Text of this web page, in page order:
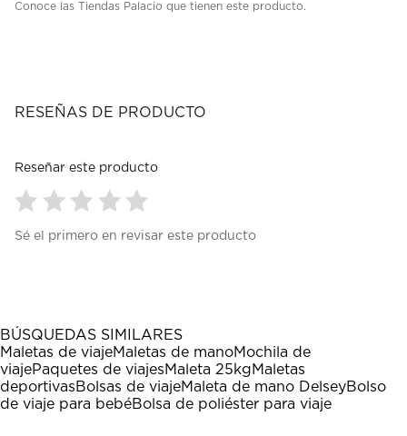
Conoce las Tiendas Palacio que tienen este producto.
RESEÑAS DE PRODUCTO
Reseñar este producto
para
1
estrella
Esta
acción
abrirá
el
para
estrellas.
Esta
acción
abrirá
el
para
estrellas.
Esta
acción
abrirá
el
para
estrellas.
Esta
acción
abrirá
el
para
estrellas.
Esta
acción
abrirá
el
Sé el primero en revisar este producto
BÚSQUEDAS SIMILARES
Maletas de viajeMaletas de manoMochila de
viajePaquetes de viajesMaleta 25kgMaletas
deportivasBolsas de viajeMaleta de mano DelseyBolso
de viaje para bebéBolsa de poliéster para viaje